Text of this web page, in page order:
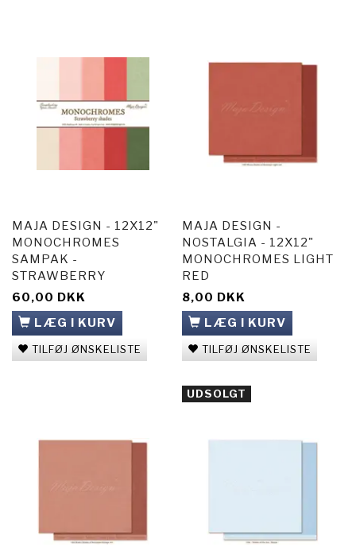
MAJA DESIGN - 12X12"
MONOCHROMES
SAMPAK -
STRAWBERRY
60,00 DKK
LÆG I KURV
TILFØJ ØNSKELISTE
MAJA DESIGN -
NOSTALGIA - 12X12"
MONOCHROMES LIGHT
RED
8,00 DKK
LÆG I KURV
TILFØJ ØNSKELISTE
UDSOLGT